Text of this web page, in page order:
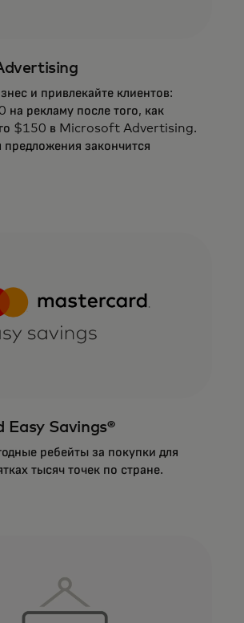
и привлекайте клиентов:
на рекламу после того, как
$150 в Microsoft Advertising.
предложения закончится
in a new tab
Easy Savings®
ребейты за покупки для
тысяч точек по стране.
in a new tab